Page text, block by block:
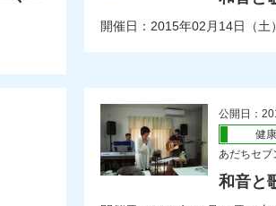
開催日：2015年02月14日（土）
公開日：
健康
あだちセブ
和音と